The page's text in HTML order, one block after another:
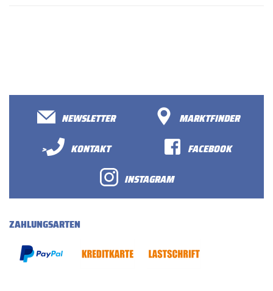
NEWSLETTER
MARKTFINDER
>
KONTAKT
FACEBOOK
INSTAGRAM
ZAHLUNGSARTEN